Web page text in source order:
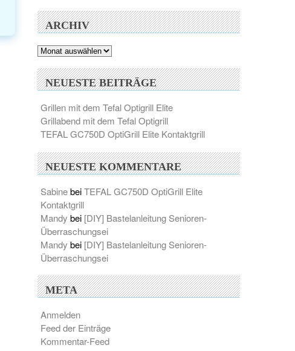
ARCHIV
Archiv
NEUESTE BEITRÄGE
Grillen mit dem Tefal Optigrill Elite
Grillabend mit dem Tefal Optigrill
TEFAL GC750D OptiGrill Elite Kontaktgrill
NEUESTE KOMMENTARE
SabinebeiTEFAL GC750D OptiGrill Elite
Kontaktgrill
Mandy bei [DIY] Bastelanleitung Senioren-
Überraschungsei
Mandy bei [DIY] Bastelanleitung Senioren-
Überraschungsei
META
Anmelden
Feed der Einträge
Kommentar-Feed